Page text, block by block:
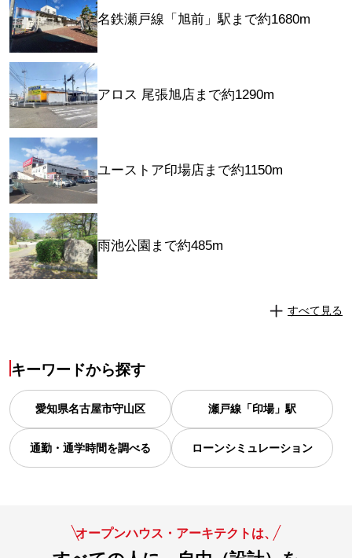
名鉄瀬戸線「旭前」駅まで約1680m
アロス 尾張旭店まで約1290m
ユーストア印場店まで約1150m
雨池公園まで約485m
すべて見る
キーワードから探す
愛知県名古屋市守山区 瀬戸線「印場」駅
通勤・通学時間を調べる ローンシミュレーション
オープンハウス・アーキテクトは、